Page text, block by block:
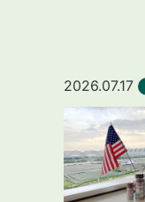
2026.07.17